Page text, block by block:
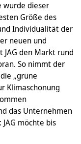
wurde dieser
Größe des
Individualität der
neuen und
den Markt rund
So nimmt der
„grüne
Klimaschonung
das Unternehmen
möchte bis